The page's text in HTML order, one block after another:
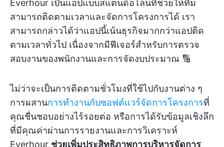
Everhour เป็นแอปแบบสแตนด์อโลนที่ช่วยให้ทีม
สามารถติดตามเวลาและจัดการโครงการได้ เรา
สามารถกล่าวได้ว่าแอปนี้เน้นธุรกิจมากกว่าแอปติด
ตามเวลาทั่วไป เนื่องจากมีฟีเจอร์สำหรับการตรวจ
สอบงานของพนักงานและการจัดงบประมาณ 🔢
ไม่ว่าจะเป็นการติดตามชั่วโมงที่ใช้ไปกับงานต่าง ๆ
การผสานการทำงานกับซอฟต์แวร์จัดการโครงการที่
คุณชื่นชอบอย่างไร้รอยต่อ หรือการได้รับข้อมูลเชิงลึก
ที่มีคุณค่าผ่านการรายงานและการวิเคราะห์
Everhour ช่วยเพิ่มประสิทธิภาพการบริหารจัดการ